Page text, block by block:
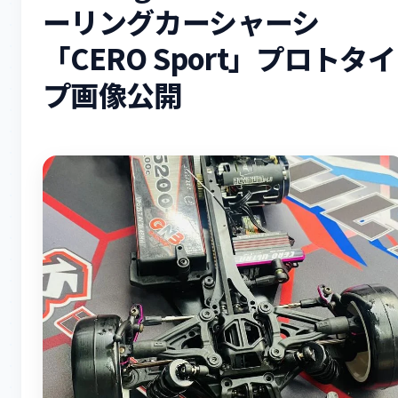
ーリングカーシャーシ
「CERO Sport」プロトタイ
プ画像公開